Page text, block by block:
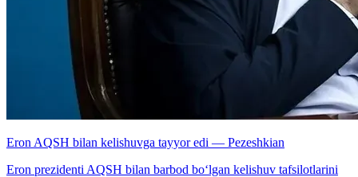
Eron AQSH bilan kelishuvga tayyor edi — Pezeshkian
Eron prezidenti AQSH bilan barbod bo‘lgan kelishuv tafsilotlarini